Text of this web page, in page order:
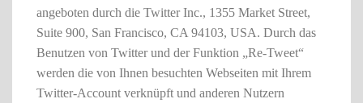
angeboten durch die Twitter Inc., 1355 Market Street,
Suite 900, San Francisco, CA 94103, USA. Durch das
Benutzen von Twitter und der Funktion „Re-Tweet“
werden die von Ihnen besuchten Webseiten mit Ihrem
Twitter-Account verknüpft und anderen Nutzern